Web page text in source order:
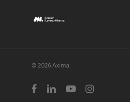
© 2026 Axima.
facebooklinkedinyoutubeinstagram